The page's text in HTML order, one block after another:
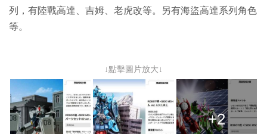
列，有陸戰高達、吉姆、老虎改等。另有海盜高達系列角色
等。
↓點擊圖片放大↓
+2